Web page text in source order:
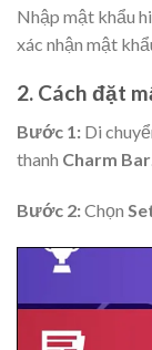
Nhập mật khẩu
xác nhận mật
2. Cách đặt
Bước 1: Di
thanh Charm Bar
Bước 2:Chọn